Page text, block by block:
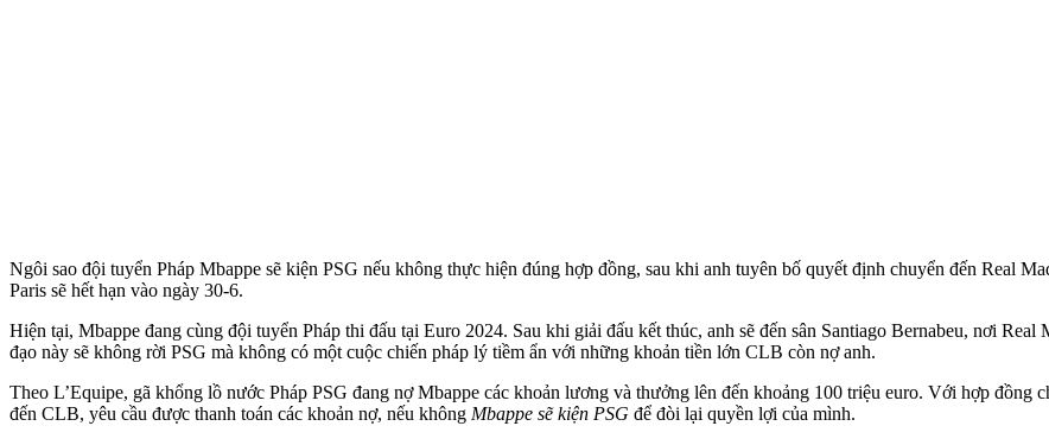
Ngôi sao đội tuyển Pháp Mbappe sẽ kiện PSG nếu không thực hiện đúng hợp đồng, sau khi anh tuyên bố quyết định chuyển đến Real
Paris sẽ hết hạn vào ngày 30-6.
Hiện tại, Mbappe đang cùng đội tuyển Pháp thi đấu tại Euro 2024. Sau khi giải đấu kết thúc, anh sẽ đến sân Santiago Bernabeu, nơi
đạo này sẽ không rời PSG mà không có một cuộc chiến pháp lý tiềm ẩn với những khoản tiền lớn CLB còn nợ anh.
Theo L’Equipe, gã khổng lồ nước Pháp PSG đang nợ Mbappe các khoản lương và thưởng lên đến khoảng 100 triệu euro. Với hợp đồng
đến CLB, yêu cầu được thanh toán các khoản nợ, nếu không Mbappe sẽ kiện PSG để đòi lại quyền lợi của mình.